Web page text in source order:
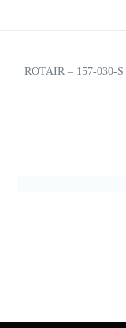
ROTAIR – 157-030-S